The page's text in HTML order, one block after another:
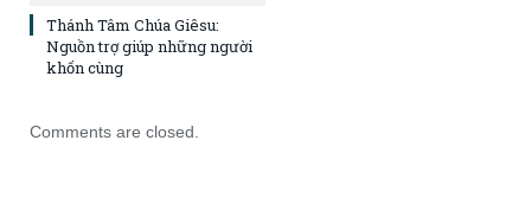
Thánh Tâm Chúa Giêsu:
Nguồn trợ giúp những người
khốn cùng
Comments are closed.